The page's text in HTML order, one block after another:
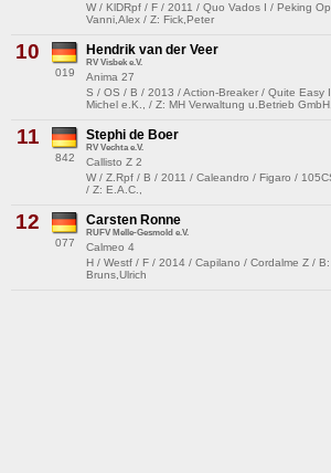
W / KlDRpf / F / 2011 / Quo Vados I / Peking
Vanni,Alex / Z: Fick,Peter
10
019
Hendrik van der Veer
RV Visbek e.V.
Anima 27
S / OS / B / 2013 / Action-Breaker / Quite Easy
Michel e.K., / Z: MH Verwaltung u.Betrieb GmbH,
11
842
Stephi de Boer
RV Vechta e.V.
Callisto Z 2
W / Z.Rpf / B / 2011 / Caleandro / Figaro /
/ Z: E.A.C.,
12
077
Carsten Ronne
RUFV Melle-Gesmold e.V.
Calmeo 4
H / Westf / F / 2014 / Capilano / Cordalme Z /
Bruns,Ulrich